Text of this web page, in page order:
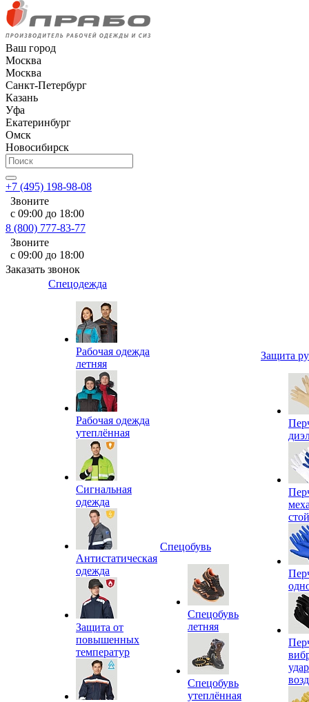
Ваш город
Москва
Москва
Санкт-Петербург
Казань
Уфа
Екатеринбург
Омск
Новосибирск
+7 (495) 198-98-08
Звоните
с 09:00 до 18:00
8 (800) 777-83-77
Звоните
с 09:00 до 18:00
Заказать звонок
Спецодежда
Рабочая одежда
летняя
Рабочая одежда
утеплённая
Сигнальная
одежда
Антистатическая
одежда
Защита от
повышенных
температур
Спецобувь
Спецобувь
летняя
Спецобувь
утеплённая
Защита